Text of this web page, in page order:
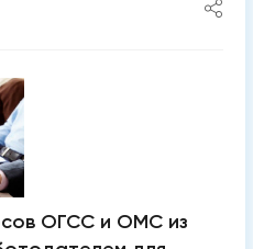
ОГСС и ОМС из